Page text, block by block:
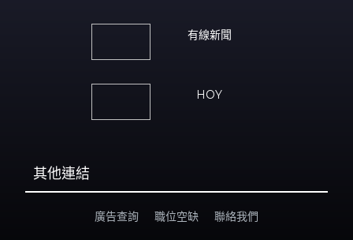
有線新聞
HOY
其他連結
廣告查詢 職位空缺 聯絡我們